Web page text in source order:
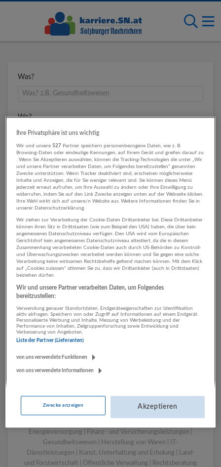
Was?
Wo?
Umkreis
1 Transport, Verkehr
Rechtsberatung und
Wirtschaftsprüfung
LUGSTEIN CONSULTING
Energieversorgung | Finanz- und Versicherungsleistungen |
Gesundheitswesen | Herstellung von Waren | IT-
Dienstleistungen | Kunst, Unterhaltung und Erholung | Land-
und Forstwirtschaft | Öffentliche Verwaltung | Rechtsberatung
Ihre Privatsphäre ist uns wichtig
Wir und unsere 527 Partner speichern personenbezogene Daten, wie z. B.
Browsing-Daten oder eindeutige Kennungen, auf Ihrem Gerät und greifen darauf zu
. Wenn Sie Akzeptieren auswählen, können die Tracking-Technologien die unter „Wir
und unsere Partner verarbeiten Daten, um Folgendes bereitzustellen“ genannten
Zwecke unterstützen. Wenn Tracker deaktiviert sind, erscheinen möglicherweise
Inhalte und Anzeigen, die für Sie weniger relevant sind. Sie können dieses Menü
jederzeit erneut aufrufen, um Ihre Auswahl zu ändern oder Ihre Einwilligung zu
widerrufen, indem Sie auf den Link Zwecke anzeigen unten auf der Webseite klicken.
Ihre Wahl wirkt sich auf unsere/n Website aus. Weitere Informationen finden Sie in
unserer Datenschutzerklärung.
Wir ziehen zur Verarbeitung der Cookie-Daten Drittanbieter bei. Diese Drittanbieter
können ihren Sitz in Drittstaaten (wie zum Beispiel den USA) haben, die über kein
angemessenes Datenschutzniveau verfügen. Den USA wird vom Europäischen
Gerichtshof kein angemessenes Datenschutzniveau attestiert, da die in diesem
Zusammenhang verarbeiteten Cookie-Daten auch durch US-Behörden zu Kontroll-
und Überwachungszwecken verarbeitet werden können und Sie gegen eine solche
Verarbeitung keine wirksamen Rechtsbehelfe geltend machen können. Mit dem Klick
auf „Cookies zulassen“ stimmen Sie zu, dass wir Drittanbieter (auch in Drittstaaten)
beiziehen dürfen.
Wir und unsere Partner verarbeiten Daten, um Folgendes
bereitzustellen:
Verwendung genauer Standortdaten. Endgeräteeigenschaften zur Identifikation
aktiv abfragen. Speichern von oder Zugriff auf Informationen auf einem Endgerät.
Personalisierte Werbung und Inhalte, Messung von Werbeleistung und der
Performance von Inhalten, Zielgruppenforschung sowie Entwicklung und
Verbesserung von Angeboten.
Liste der Partner (Lieferanten)
von uns verwendete Funktionen
von uns verwendete Informationen
Zwecke anzeigen Akzeptieren